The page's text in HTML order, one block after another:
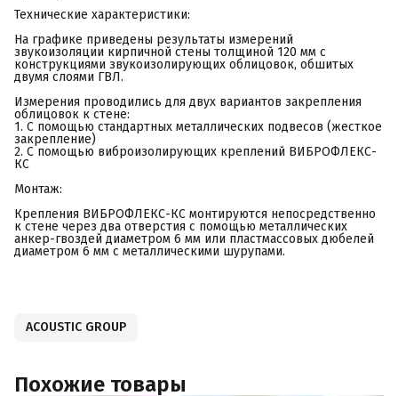
Технические характеристики:
На графике приведены результаты измерений
звукоизоляции кирпичной стены толщиной 120 мм с
конструкциями звукоизолирующих облицовок, обшитых
двумя слоями ГВЛ.
Измерения проводились для двух вариантов закрепления
облицовок к стене:
1. С помощью стандартных металлических подвесов (жесткое
закрепление)
2. С помощью виброизолирующих креплений ВИБРОФЛЕКС-
КС
Монтаж:
Крепления ВИБРОФЛЕКС-КС монтируются непосредственно
к стене через два отверстия с помощью металлических
анкер-гвоздей диаметром 6 мм или пластмассовых дюбелей
диаметром 6 мм с металлическими шурупами.
ACOUSTIC GROUP
Похожие товары